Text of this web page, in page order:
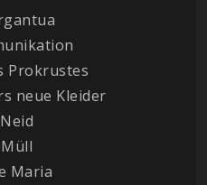
Prokrustes
neue Kleider
Maria